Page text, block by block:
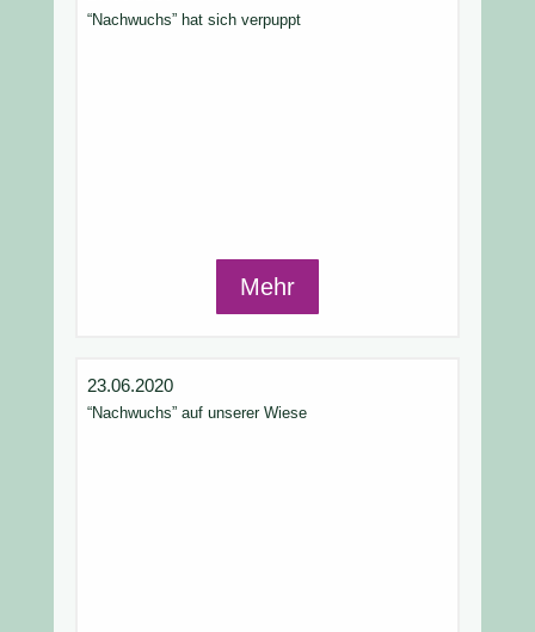
“Nachwuchs” hat sich verpuppt
Mehr
23.06.2020
“Nachwuchs” auf unserer Wiese